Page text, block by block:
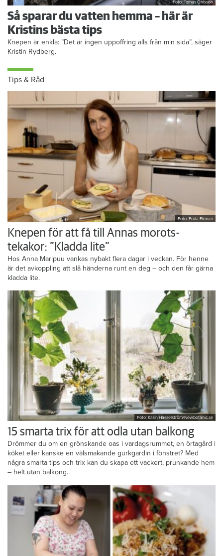
Foto: Tomas Ohlsson
Så sparar du vatten hemma – här är
Kristins bästa tips
Knepen är enkla: ”Det är ingen uppoffring alls från min sida”, säger
Kristin Rydberg.
Tips & Råd
Foto: Frida Ekman
Knepen för att få till Annas morots-
tekakor: ”Kladda lite”
Hos Anna Maripuu vankas nybakt flera dagar i veckan. För henne
är det avkoppling att slå händerna runt en deg – och den får gärna
kladda lite.
Foto: Karin Hasselström/Newbotanic.se
15 smarta trix för att odla utan balkong
Drömmer du om en grönskande oas i vardagsrummet, en örtagård i
köket eller kanske en välsmakande gurkgardin i fönstret? Med
några smarta tips och trix kan du skapa ett vackert, prunkande hem
– helt utan balkong.